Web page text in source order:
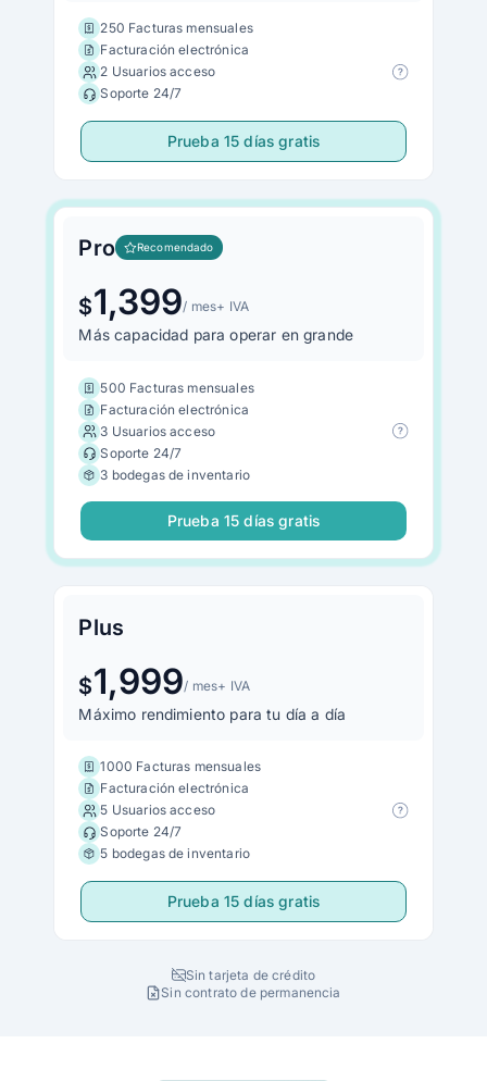
250 Facturas mensuales
Facturación electrónica
2 Usuarios acceso
Soporte 24/7
Prueba 15 días gratis
Pro Recomendado
$1,399/ mes+ IVA
Más capacidad para operar en grande
500 Facturas mensuales
Facturación electrónica
3 Usuarios acceso
Soporte 24/7
3 bodegas de inventario
Prueba 15 días gratis
Plus
$1,999/ mes+ IVA
Máximo rendimiento para tu día a día
1000 Facturas mensuales
Facturación electrónica
5 Usuarios acceso
Soporte 24/7
5 bodegas de inventario
Prueba 15 días gratis
Sin tarjeta de crédito
Sin contrato de permanencia